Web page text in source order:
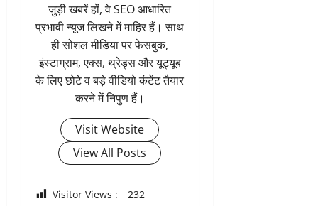
जुड़ी खबरें हों, वे SEO आधारित
प्रभावी न्यूज लिखने में माहिर हैं। साथ
ही सोशल मीडिया पर फेसबुक,
इंस्टाग्राम, एक्स, थ्रेड्स और यूट्यूब
के लिए छोटे व बड़े वीडियो कंटेंट तैयार
करने में निपुण हैं।
Visit Website
View All Posts
Visitor Views : 232